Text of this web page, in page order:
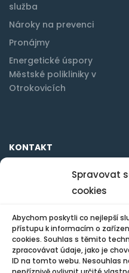
Spravovat
cookies
Abychom poskytli co nejlepší
přístupu k informacím o
cookies. Souhlas s těmito
zpracovávat údaje, jako je
ID na tomto webu. Nesouhlas
služba
Nároky na prevenci
Pronájmy
Energetické úspory
Městské polikliniky v
Otrokovicích
KONTAKT
Městská poliklinika s.r.o.
765 02 Otrokovice
mpo@mpo.otrokovice.cz
577 922 228